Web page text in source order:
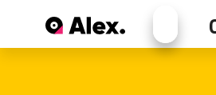
Alex+